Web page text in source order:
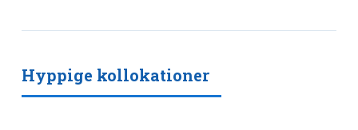
Hyppige kollokationer